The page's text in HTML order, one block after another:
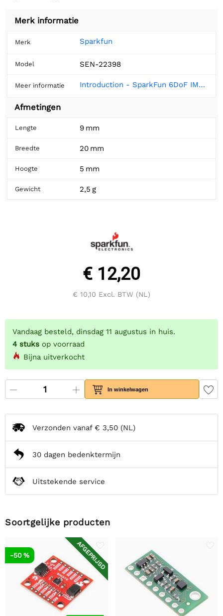
Merk informatie
Merk Sparkfun
Model SEN-22398
Meer informatie Introduction - SparkFun 6DoF IMU Breakout - BMI270 (Qwiic) Hookup Guide
Afmetingen
Lengte 9 mm
Breedte 20 mm
Hoogte 5 mm
Gewicht 2,5 g
€ 12,20
€ 10,10 Excl. BTW (NL)
Vandaag besteld, dinsdag 11 augustus in huis.
4 stuks op voorraad
Bijna uitverkocht
In winkelwagen
Verzonden vanaf € 3,50 (NL)
30 dagen bedenktermijn
Uitstekende service
Soortgelijke producten
AFGEPRIJSD
-50 %